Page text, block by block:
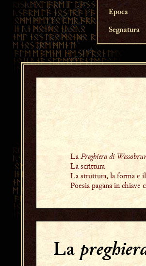
Epoca
Segnatura
LaPreghiera di
La scrittura
La struttura, la forma e
Poesia pagana in chiave
La